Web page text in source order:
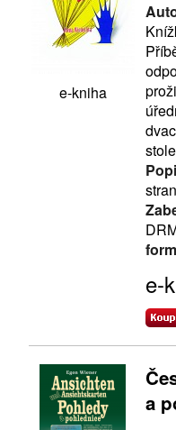
e-kniha
stran
e-
a